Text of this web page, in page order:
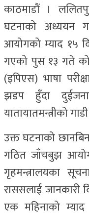
काठमाडौं ।
घटनाको अध्ययन
आयोगको म्याद १५
गएको पुस १३ गते
(इपिएस) भाषा
झडप हुँदा
यातायातमन्त्रीको
उक्त घटनाको
गठित जाँचबुझ
गृहमन्त्रालयका
राससलाई जानकारी
एक महिनाको